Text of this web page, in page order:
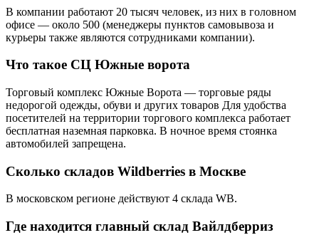
В компании работают 20 тысяч человек, из них в головном
офисе — около 500 (менеджеры пунктов самовывоза и
курьеры также являются сотрудниками компании).
Что такое СЦ Южные ворота
Торговый комплекс Южные Ворота — торговые ряды
недорогой одежды, обуви и других товаров Для удобства
посетителей на территории торгового комплекса работает
бесплатная наземная парковка. В ночное время стоянка
автомобилей запрещена.
Сколько складов Wildberries в Москве
В московском регионе действуют 4 склада WB.
Где находится главный склад Вайлдберриз